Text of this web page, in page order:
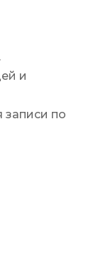
и
записи по